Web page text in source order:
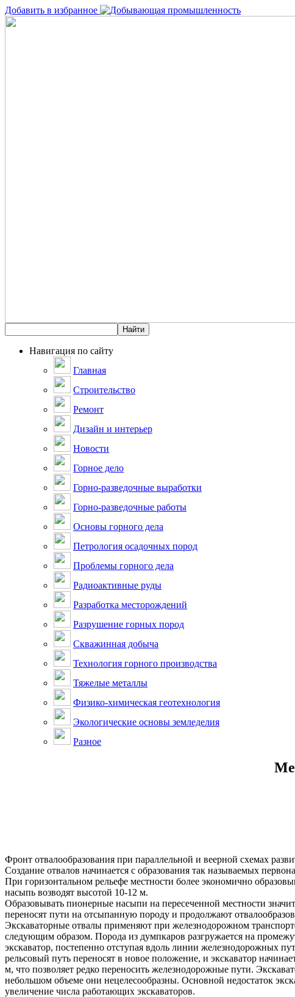
Добавить в избранное
Навигация по сайту
Главная
Строительство
Ремонт
Дизайн и интерьер
Новости
Горное дело
Горно-разведочные выработки
Горно-разведочные работы
Основы горного дела
Петрология осадочных пород
Проблемы горного дела
Радиоактивные руды
Разработка месторождений
Разрушение горных пород
Скважинная добыча
Технология горного производства
Тяжелые металлы
Физико-химическая геотехнология
Экологические основы земледелия
Разное
Фронт отвалообразования при параллельной и веерной схемах
Создание отвалов начинается с образования так называемых
При горизонтальном рельефе местности более экономично
насыпь возводят высотой 10-12 м.
Образовывать пионерные насыпи на пересеченной местности
переносят пути на отсыпанную породу и продолжают
Экскаваторные отвалы применяют при железнодорожном
следующим образом. Порода из думпкаров разгружается на
экскаватор, постепенно отступая вдоль линии железнодорожных
рельсовый путь переносят в новое положение, и экскаватор
м, что позволяет редко переносить железнодорожные пути.
небольшом объеме они нецелесообразны. Основной недостаток
увеличение числа работающих экскаваторов.